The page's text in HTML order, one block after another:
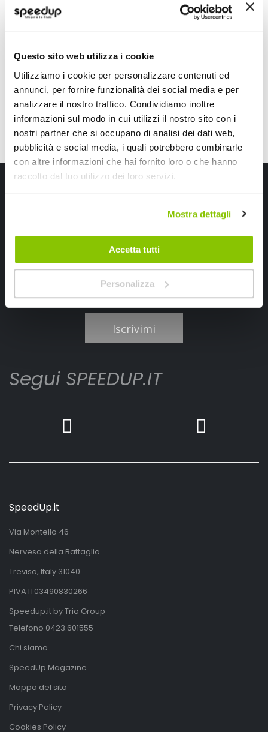
Questo sito web utilizza i cookie
Utilizziamo i cookie per personalizzare contenuti ed
annunci, per fornire funzionalità dei social media e per
analizzare il nostro traffico. Condividiamo inoltre
informazioni sul modo in cui utilizzi il nostro sito con i
nostri partner che si occupano di analisi dei dati web,
pubblicità e social media, i quali potrebbero combinarle
con altre informazioni che hai fornito loro o che hanno
raccolto dal tuo utilizzo dei loro servizi.
Mostra dettagli
Accetta tutti
Personalizza
GRADO
VARTA
120mm
Iscriviti alla newsletter Speedup
Ricevi subito uno sconto del 10% per il tuo primo acquisto online!
Iscrivimi
Segui SPEEDUP.IT
SpeedUp.it
Via Montello 46
Nervesa della Battaglia
Treviso, Italy 31040
PIVA IT03490830266
Speedup.it by Trio Group
Telefono 0423.601555
Chi siamo
SpeedUp Magazine
Mappa del sito
Privacy Policy
Cookies Policy